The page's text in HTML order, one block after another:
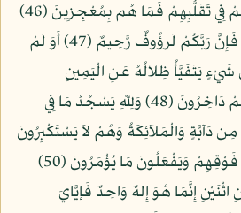
يَشْعُرُونَ (45) أَوْ يَأْخُذَهُمْ فِي تَقَلُّبِهِمْ فَمَا هُم بِمُعْجِزِينَ (46)
أَوْ يَأْخُذَهُمْ عَلَى تَخَوُّفٍ فَإِنَّ رَبَّكُمْ لَرؤُوفٌ رَّحِيمٌ (47) أَوَ لَمْ
شَيْءٍ يَتَفَيَّأُ ظِلاَلُهُ عَنِ الْيَمِينِ
وَالْشَّمَآئِلِ سُجَّدًا لِلّهِ وَهُمْ دَاخِرُونَ (48) وَلِلّهِ يَسْجُدُ مَا فِي
دَآبَّةٍ وَالْمَلآئِكَةُ وَهُمْ لاَ يَسْتَكْبِرُونَ
(49) يَخَافُونَ رَبَّهُم مِّن فَوْقِهِمْ وَيَفْعَلُونَ مَا يُؤْمَرُونَ (50)
اثْنَيْنِ إِنَّمَا هُوَ إِلهٌ وَاحِدٌ فَإيَّايَ